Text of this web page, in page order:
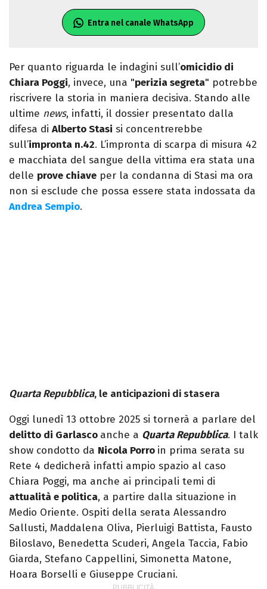
Entra nel canale WhatsApp
Per quanto riguarda le indagini sull’omicidio di
Chiara Poggi, invece, una "perizia segreta" potrebbe
riscrivere la storia in maniera decisiva. Stando alle
ultime news, infatti, il dossier presentato dalla
difesa di Alberto Stasi si concentrerebbe
sull’impronta n.42. L’impronta di scarpa di misura 42
e macchiata del sangue della vittima era stata una
delle prove chiave per la condanna di Stasi ma ora
non si esclude che possa essere stata indossata da
Andrea Sempio.
Quarta Repubblica, le anticipazioni di stasera
Oggi lunedì 13 ottobre 2025 si tornerà a parlare del
delitto di Garlasco anche a Quarta Repubblica. I talk
show condotto da Nicola Porro in prima serata su
Rete 4 dedicherà infatti ampio spazio al caso
Chiara Poggi, ma anche ai principali temi di
attualità e politica, a partire dalla situazione in
Medio Oriente. Ospiti della serata Alessandro
Sallusti, Maddalena Oliva, Pierluigi Battista, Fausto
Biloslavo, Benedetta Scuderi, Angela Taccia, Fabio
Giarda, Stefano Cappellini, Simonetta Matone,
Hoara Borselli e Giuseppe Cruciani.